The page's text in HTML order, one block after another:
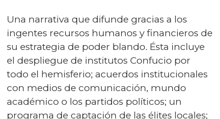
Una narrativa que difunde gracias a los
ingentes recursos humanos y financieros de
su estrategia de poder blando. Ésta incluye
el despliegue de institutos Confucio por
todo el hemisferio; acuerdos institucionales
con medios de comunicación, mundo
académico o los partidos políticos; un
programa de captación de las élites locales;